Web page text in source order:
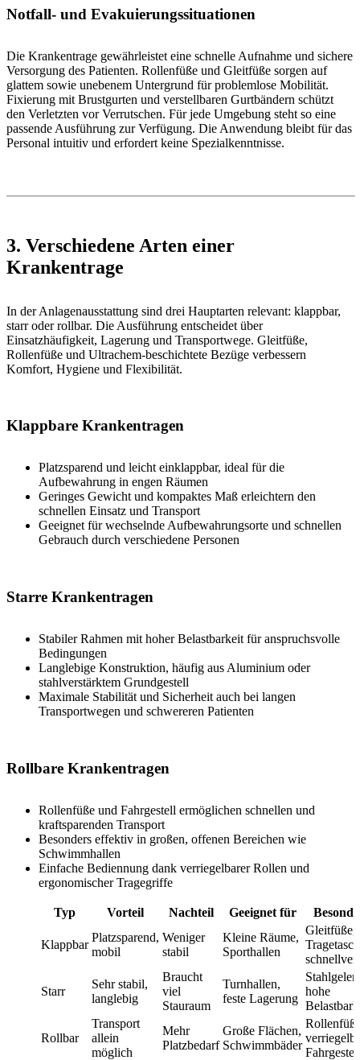
Notfall- und Evakuierungssituationen
Die Krankentrage gewährleistet eine schnelle Aufnahme und sichere
Versorgung des Patienten. Rollenfüße und Gleitfüße sorgen auf
glattem sowie unebenem Untergrund für problemlose Mobilität.
Fixierung mit Brustgurten und verstellbaren Gurtbändern schützt
den Verletzten vor Verrutschen. Für jede Umgebung steht so eine
passende Ausführung zur Verfügung. Die Anwendung bleibt für das
Personal intuitiv und erfordert keine Spezialkenntnisse.
3. Verschiedene Arten einer
Krankentrage
In der Anlagenausstattung sind drei Hauptarten relevant: klappbar,
starr oder rollbar. Die Ausführung entscheidet über
Einsatzhäufigkeit, Lagerung und Transportwege. Gleitfüße,
Rollenfüße und Ultrachem-beschichtete Bezüge verbessern
Komfort, Hygiene und Flexibilität.
Klappbare Krankentragen
Platzsparend und leicht einklappbar, ideal für die
Aufbewahrung in engen Räumen
Geringes Gewicht und kompaktes Maß erleichtern den
schnellen Einsatz und Transport
Geeignet für wechselnde Aufbewahrungsorte und schnellen
Gebrauch durch verschiedene Personen
Starre Krankentragen
Stabiler Rahmen mit hoher Belastbarkeit für anspruchsvolle
Bedingungen
Langlebige Konstruktion, häufig aus Aluminium oder
stahlverstärktem Grundgestell
Maximale Stabilität und Sicherheit auch bei langen
Transportwegen und schwereren Patienten
Rollbare Krankentragen
Rollenfüße und Fahrgestell ermöglichen schnellen und
kraftsparenden Transport
Besonders effektiv in großen, offenen Bereichen wie
Schwimmhallen
Einfache Bediennung dank verriegelbarer Rollen und
ergonomischer Tragegriffe
Typ Vorteil Nachteil Geeignet für
Klappbar
Platzsparend,
mobil
Weniger
stabil
Kleine Räume,
Sporthallen
Gleitfüße,
Starr
Sehr stabil,
langlebig
Braucht
viel
Stauraum
Turnhallen,
feste Lagerung
hohe
Rollbar
Transport
allein
möglich
Mehr
Platzbedarf
Große Flächen,
Schwimmbäder
Fahrgestell